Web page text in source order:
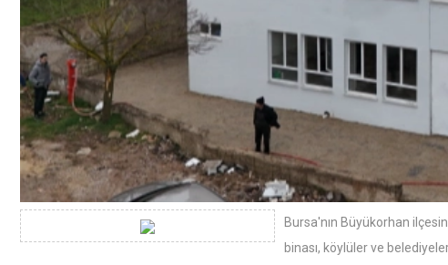
Bursa'nın Büyükorhan
binası, köylüler ve